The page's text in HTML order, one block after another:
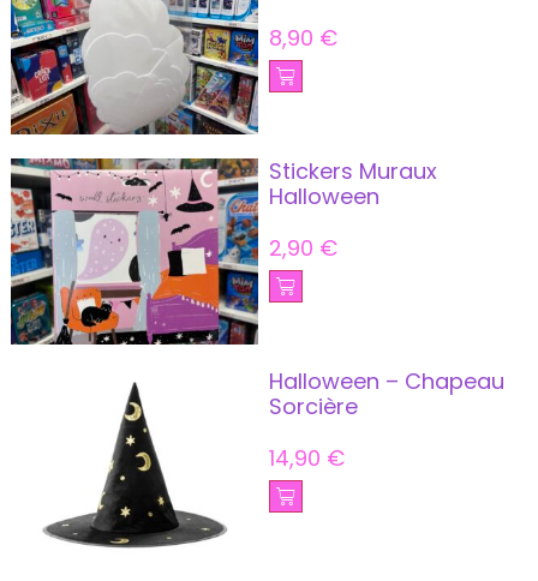
8,90 €
Stickers Muraux
Halloween
2,90 €
Halloween – Chapeau
Sorcière
14,90 €